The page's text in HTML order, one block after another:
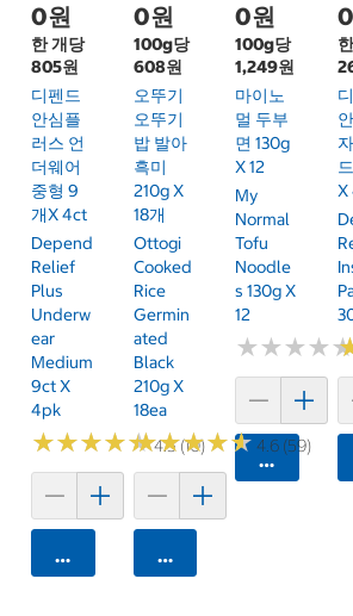
0원
한 개당
805원
디펜드
안심플
러스 언
더웨어
중형 9
개x 4ct
Depend
Relief
Plus
Underw
Ear
Medium
9ct X
4pk
★★★★★
★★★★★4.5 (10)
카트에 담기
0원
100g당
608원
오뚜기
오뚜기
밥 발아
흑미
210g X
18개
Ottogi
Cooked
Rice
Germin
Ated
Black
210g X
18ea
★★★★★
★★★★★4.6 (59)
카트에 담기
0원
100g당
1,249원
마이노
멀 두부
면 130g
X 12
My
Normal
Tofu
Noodle
S 130g X
12
★★★★
★★★★
카트에 담기
X